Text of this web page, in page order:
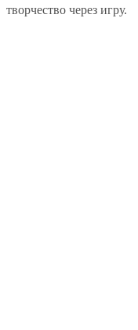
творчество через игру.